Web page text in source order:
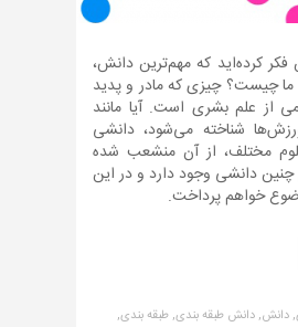
فکر کرده‌اید که مهم‌ترین دانش،
چیست؟ چیزی که مادر و پدید
از علم بشری است. آیا مانند
شناخته می‌شود، دانشی
مختلف، از آن منشعب شده
چنین دانشی وجود دارد و در این
خواهم پرداخت.
دانش,دانش طبقه بندی,طبقه بندی,